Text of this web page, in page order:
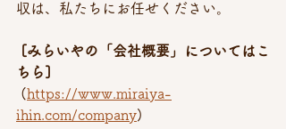
収は、私たちにお任せください。
ちら]
(https://www.miraiya-
ihin.com/company)